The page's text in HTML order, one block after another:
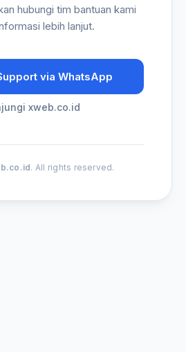
hubungi tim bantuan kami
lebih lanjut.
via WhatsApp
xweb.co.id
. All rights reserved.